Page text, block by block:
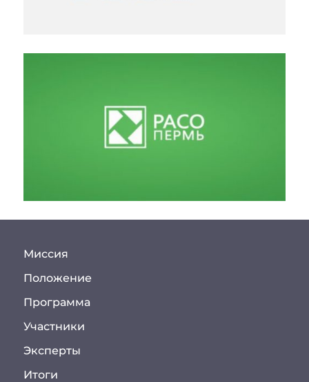
Миссия
Положение
Программа
Участники
Эксперты
Итоги